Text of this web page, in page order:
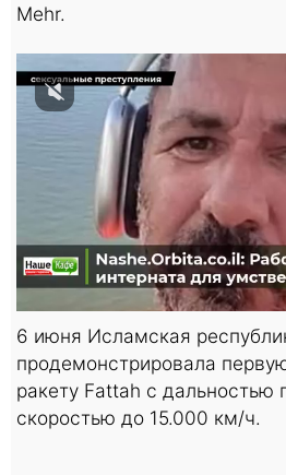
Mehr.
6 июня Исламская
продемонстрировала
ракету Fattah с дальностью
скоростью до 15.000 км/ч.